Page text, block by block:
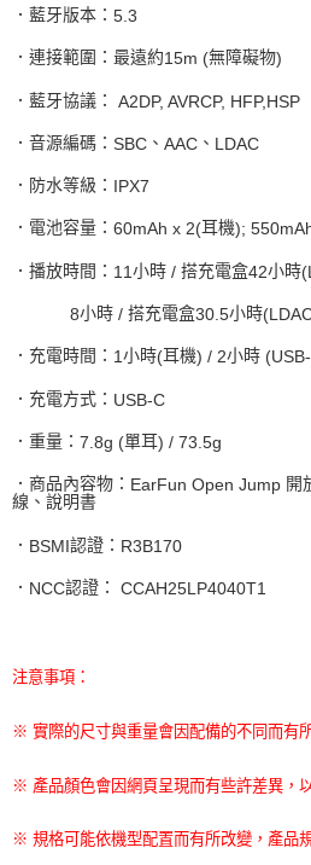
．藍牙版本： 5.3
．連接範圍：最遠約15m (無障礙物)
．藍牙協議： A2DP, AVRCP, HFP,HSP
．音源編碼： SBC 、 AAC 、 LDAC
．防水等級： IPX7
．電池容量： 60mAh x 2(耳機);
．播放時間： 11小時 / 搭充電盒42小時
8小時 / 搭充電盒30.5小時
．充電時間： 1小時(耳機) / 2小時
．充電方式： USB-C
．重量： 7.8g (單耳) / 73.5g
．商品內容物： EarFun Open Jump 開
線、說明書
． BSMI認證： R3B170
． NCC認證： CCAH25LP4040T1
注意事項：
※ 實際的尺寸與重量會因配備的不同而有
※ 產品顏色會因網頁呈現而有些許差異，
※ 規格可能依機型配置而有所改變，產品